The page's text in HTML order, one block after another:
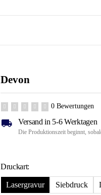
Devon
0 Bewertungen
Versand in 5-6 Werktagen
Die Produktionszeit beginnt,
Druckart:
Lasergravur Siebdruck